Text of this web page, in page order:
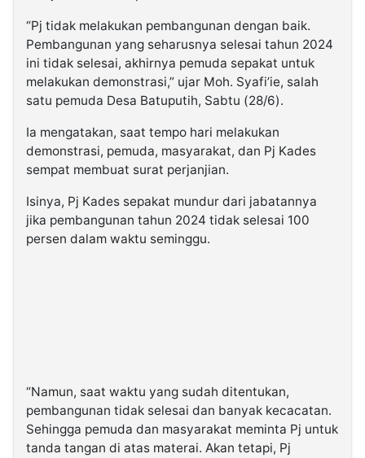
“Pj tidak melakukan pembangunan dengan baik.
Pembangunan yang seharusnya selesai tahun 2024
ini tidak selesai, akhirnya pemuda sepakat untuk
melakukan demonstrasi,” ujar Moh. Syafi’ie, salah
satu pemuda Desa Batuputih, Sabtu (28/6).
Ia mengatakan, saat tempo hari melakukan
demonstrasi, pemuda, masyarakat, dan Pj Kades
sempat membuat surat perjanjian.
Isinya, Pj Kades sepakat mundur dari jabatannya
jika pembangunan tahun 2024 tidak selesai 100
persen dalam waktu seminggu.
“Namun, saat waktu yang sudah ditentukan,
pembangunan tidak selesai dan banyak kecacatan.
Sehingga pemuda dan masyarakat meminta Pj untuk
tanda tangan di atas materai. Akan tetapi, Pj